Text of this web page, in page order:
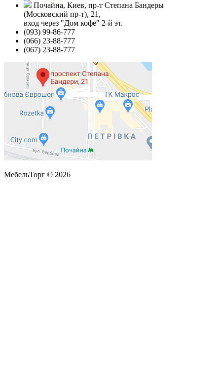
Почайна, Киев, пр-т Степана Бандеры
(Московский пр-т), 21,
вход через "Дом кофе" 2-й эт.
(093) 99-86-777
(066) 23-88-777
(067) 23-88-777
МебельТорг © 2026